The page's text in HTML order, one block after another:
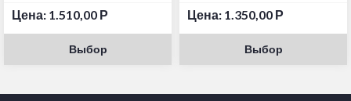
Цена: 1.510,00 Р
Выбор
Цена: 1.350,00 Р
Выбор